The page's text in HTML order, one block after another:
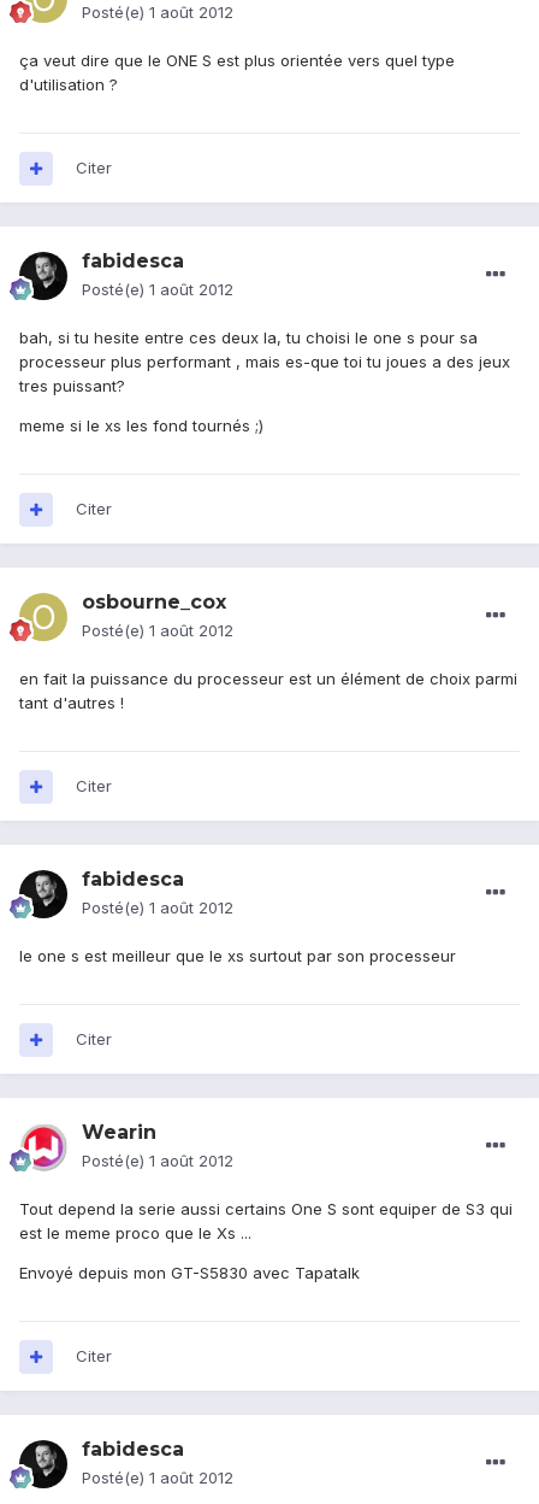
Posté(e) 1 août 2012
ça veut dire que le ONE S est plus orientée vers quel type
d'utilisation ?
Citer
fabidesca
Posté(e) 1 août 2012
bah, si tu hesite entre ces deux la, tu choisi le one s pour sa
processeur plus performant , mais es-que toi tu joues a des jeux
tres puissant?
meme si le xs les fond tournés ;)
Citer
osbourne_cox
Posté(e) 1 août 2012
en fait la puissance du processeur est un élément de choix parmi
tant d'autres !
Citer
fabidesca
Posté(e) 1 août 2012
le one s est meilleur que le xs surtout par son processeur
Citer
Wearin
Posté(e) 1 août 2012
Tout depend la serie aussi certains One S sont equiper de S3 qui
est le meme proco que le Xs ...
Envoyé depuis mon GT-S5830 avec Tapatalk
Citer
fabidesca
Posté(e) 1 août 2012